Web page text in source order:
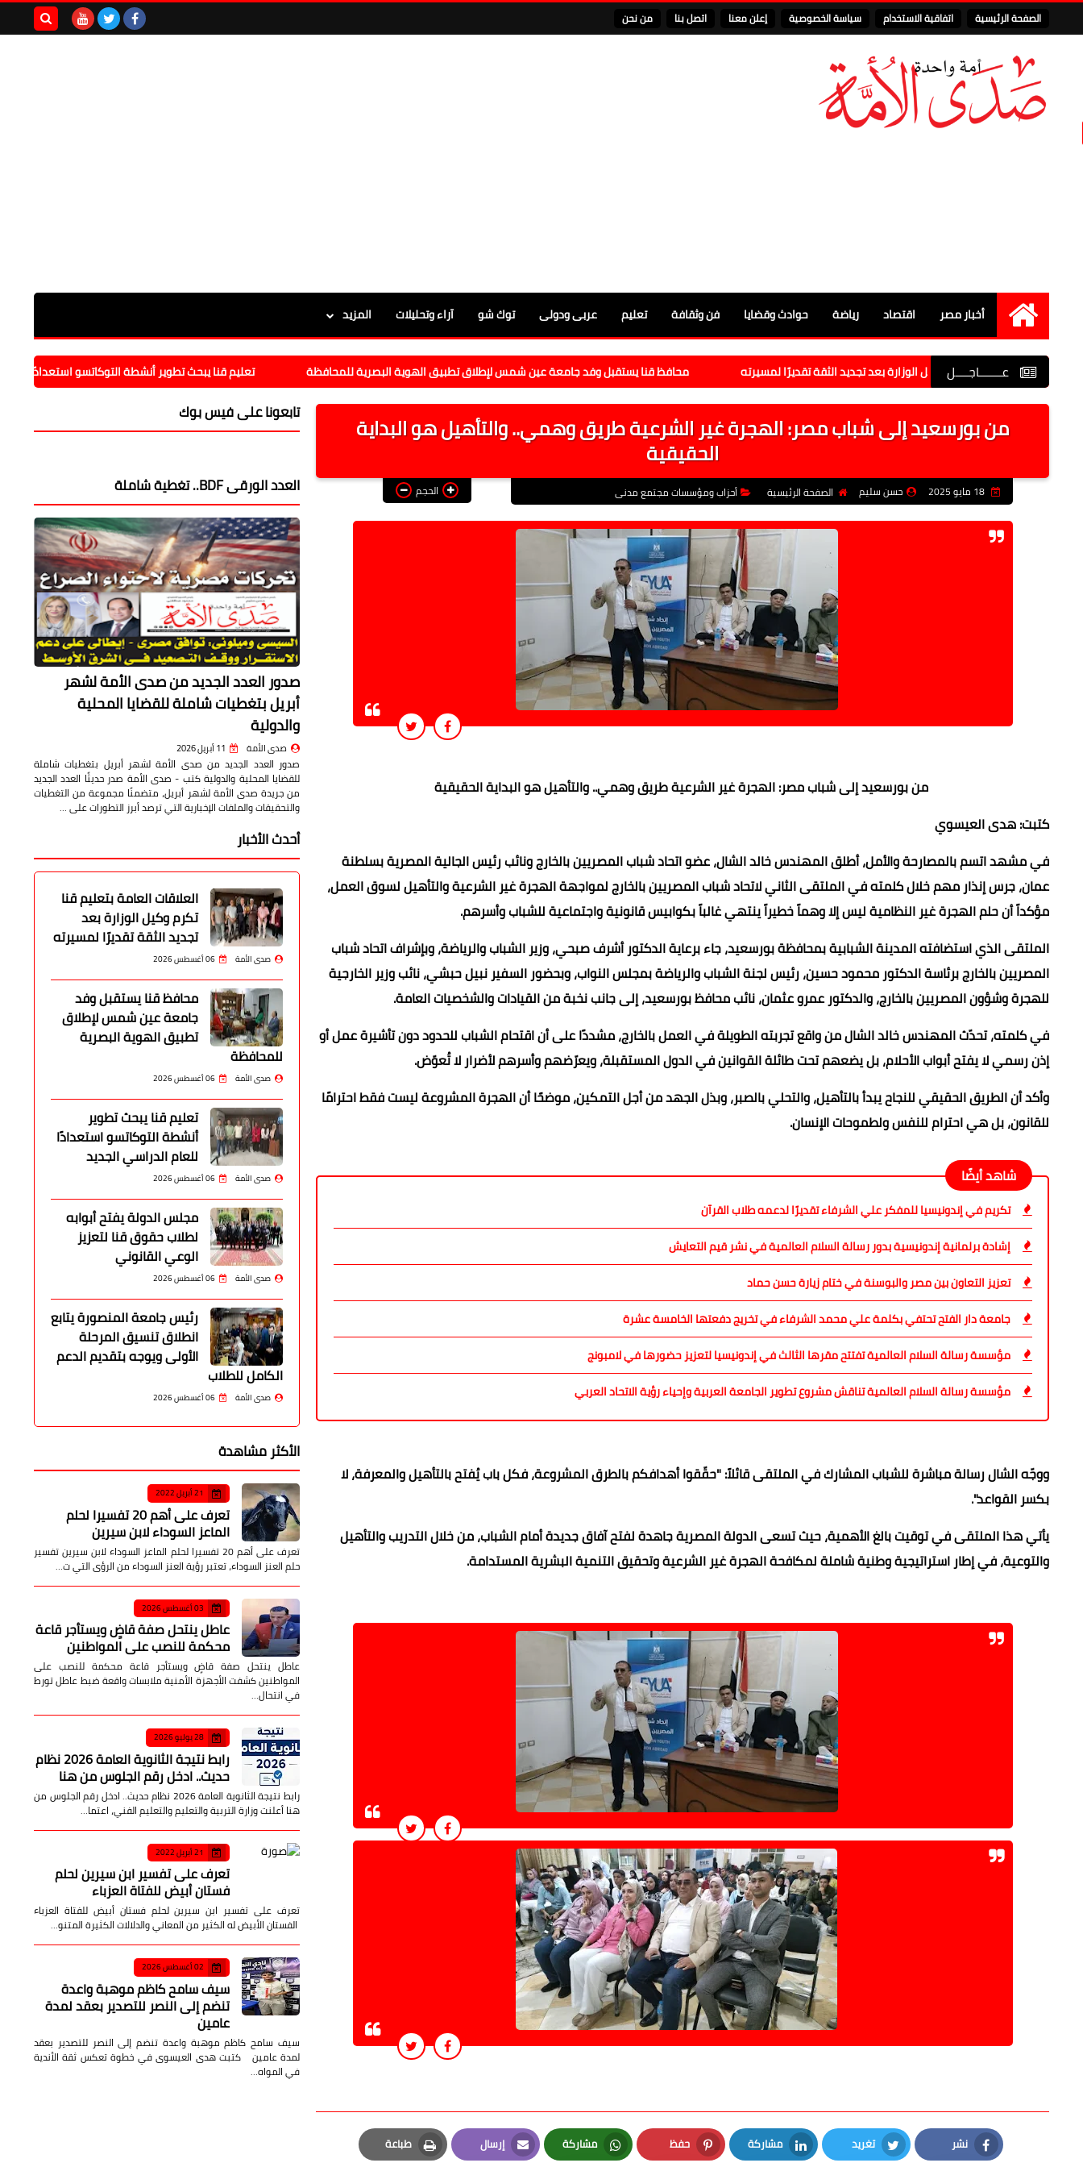
الصفحة الرئيسية اتفاقية الاستخدام سياسة الخصوصية إعلن معنا اتصل بنا من نحن
الرئيسية
أخبار مصر اقتصاد رياضة حوادث وقضايا فن وثقافة تعليم عربى ودولى توك شو آراء وتحليلات المزيد
عـــــــاجــــل
بتعليم قنا تكرم وكيل الوزارة بعد تجديد الثقة تقديرًا لمسيرته محافظ قنا يستقبل وفد جامعة عين شمس لإطلاق تطبيق الهوية البصرية للمحافظة تعليم قنا يبحث تطوير أنشطة التوكاتسو استعدادًا للعام الدراسي
من بورسعيد إلى شباب مصر: الهجرة غير الشرعية طريق وهمي.. والتأهيل هو البداية
الحقيقية
18 مايو 2025 حسن سليم الصفحة الرئيسية أحزاب ومؤسسات مجتمع مدنى الحجم
من بورسعيد إلى شباب مصر: الهجرة غير الشرعية طريق وهمي.. والتأهيل هو البداية الحقيقية
كتبت: هدى العيسوي
في مشهد اتسم بالمصارحة والأمل، أطلق المهندس خالد الشال، عضو اتحاد شباب المصريين بالخارج ونائب رئيس الجالية المصرية بسلطنة
عمان، جرس إنذار مهم خلال كلمته في الملتقى الثاني لاتحاد شباب المصريين بالخارج لمواجهة الهجرة غير الشرعية والتأهيل لسوق العمل،
مؤكداً أن حلم الهجرة غير النظامية ليس إلا وهماً خطيراً ينتهي غالباً بكوابيس قانونية واجتماعية للشباب وأسرهم.
الملتقى الذي استضافته المدينة الشبابية بمحافظة بورسعيد، جاء برعاية الدكتور أشرف صبحي، وزير الشباب والرياضة، وبإشراف اتحاد شباب
المصريين بالخارج برئاسة الدكتور محمود حسين، رئيس لجنة الشباب والرياضة بمجلس النواب، وبحضور السفير نبيل حبشي، نائب وزير الخارجية
للهجرة وشؤون المصريين بالخارج، والدكتور عمرو عثمان، نائب محافظ بورسعيد، إلى جانب نخبة من القيادات والشخصيات العامة.
في كلمته، تحدّث المهندس خالد الشال من واقع تجربته الطويلة في العمل بالخارج، مشددًا على أن اقتحام الشباب للحدود دون تأشيرة عمل أو
إذن رسمي لا يفتح أبواب الأحلام، بل يضعهم تحت طائلة القوانين في الدول المستقبلة، ويعرّضهم وأسرهم لأضرار لا تُعوّض.
وأكد أن الطريق الحقيقي للنجاح يبدأ بالتأهيل، والتحلي بالصبر، وبذل الجهد من أجل التمكين، موضحًا أن الهجرة المشروعة ليست فقط احترامًا
للقانون، بل هي احترام للنفس ولطموحات الإنسان.
شاهد أيضًا
تكريم في إندونيسيا للمفكر علي الشرفاء تقديرًا لدعمه طلاب القرآن
إشادة برلمانية إندونيسية بدور رسالة السلام العالمية في نشر قيم التعايش
تعزيز التعاون بين مصر والبوسنة في ختام زيارة حسن حماد
جامعة دار الفتح تحتفي بكلمة علي محمد الشرفاء في تخريج دفعتها الخامسة عشرة
مؤسسة رسالة السلام العالمية تفتتح مقرها الثالث في إندونيسيا لتعزيز حضورها في لامبونج
مؤسسة رسالة السلام العالمية تناقش مشروع تطوير الجامعة العربية وإحياء رؤية الاتحاد العربي
ووجّه الشال رسالة مباشرة للشباب المشارك في الملتقى قائلاً: "حقّقوا أهدافكم بالطرق المشروعة، فكل باب يُفتح بالتأهيل والمعرفة، لا
بكسر القواعد".
يأتي هذا الملتقى في توقيت بالغ الأهمية، حيث تسعى الدولة المصرية جاهدة لفتح آفاق جديدة أمام الشباب، من خلال التدريب والتأهيل
والتوعية، في إطار استراتيجية وطنية شاملة لمكافحة الهجرة غير الشرعية وتحقيق التنمية البشرية المستدامة.
نشر تغريد مشاركة حفظ مشاركة إرسال طباعة
تابعونا على فيس بوك
العدد الورقى BDF.. تغطية شاملة
صدور العدد الجديد من صدى الأمة لشهر
أبريل بتغطيات شاملة للقضايا المحلية
والدولية
صدى الأمة 11 أبريل 2026
صدور العدد الجديد من صدى الأمة لشهر أبريل بتغطيات شاملة
للقضايا المحلية والدولية كتب - صدى الأمة صدر حديثًا العدد الجديد
من جريدة صدى الأمة لشهر أبريل، متضمنًا مجموعة من التغطيات
والتحقيقات والملفات الإخبارية التي ترصد أبرز التطورات على …
أحدث الأخبار
العلاقات العامة بتعليم قنا
تكرم وكيل الوزارة بعد
تجديد الثقة تقديرًا لمسيرته
صدى الأمة 06 أغسطس 2026
محافظ قنا يستقبل وفد
جامعة عين شمس لإطلاق
تطبيق الهوية البصرية
للمحافظة
صدى الأمة 06 أغسطس 2026
تعليم قنا يبحث تطوير
أنشطة التوكاتسو استعدادًا
للعام الدراسي الجديد
صدى الأمة 06 أغسطس 2026
مجلس الدولة يفتح أبوابه
لطلاب حقوق قنا لتعزيز
الوعي القانوني
صدى الأمة 06 أغسطس 2026
رئيس جامعة المنصورة يتابع
انطلاق تنسيق المرحلة
الأولى ويوجه بتقديم الدعم
الكامل للطلاب
صدى الأمة 06 أغسطس 2026
الأكثر مشاهدة
21 أبريل 2022
تعرف على أهم 20 تفسيرا لحلم
الماعز السوداء لابن سيرين
تعرف على أهم 20 تفسيرا لحلم الماعز السوداء لابن سيرين تفسير
حلم العنز السوداء، تعتبر رؤية العنز السوداء من الرؤى التي ت…
03 أغسطس 2026
عاطل ينتحل صفة قاضٍ ويستأجر قاعة
محكمة للنصب على المواطنين
عاطل ينتحل صفة قاضٍ ويستأجر قاعة محكمة للنصب على
المواطنين كشفت الأجهزة الأمنية ملابسات واقعة ضبط عاطل تورط
في انتحال…
28 يوليو 2026
رابط نتيجة الثانوية العامة 2026 نظام
حديث.. ادخل رقم الجلوس من هنا
رابط نتيجة الثانوية العامة 2026 نظام حديث.. ادخل رقم الجلوس من
هنا أعلنت وزارة التربية والتعليم والتعليم الفني، اعتما…
21 أبريل 2022
تعرف على تفسير ابن سيرين لحلم
فستان أبيض للفتاة العزباء
تعرف على تفسير ابن سيرين لحلم فستان أبيض للفتاة العزباء
الفستان الأبيض له الكثير من المعاني والدلالات الكثيرة المتنو…
02 أغسطس 2026
سيف سامح كاظم موهبة واعدة
تنضم إلى النصر للتصدير بعقد لمدة
عامين
سيف سامح كاظم موهبة واعدة تنضم إلى النصر للتصدير بعقد
لمدة عامين كتبت هدى العيسوى في خطوة تعكس ثقة الأندية
في المواه…